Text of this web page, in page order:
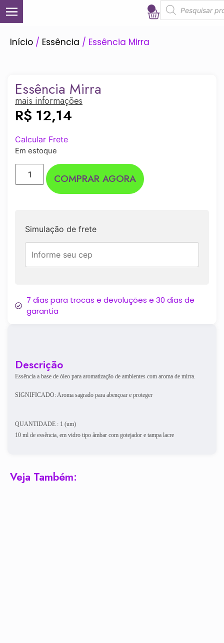
Início / Essência / Essência Mirra
Descrição
Essência a base de óleo para aromatização de ambientes com aroma de mirra.
SIGNIFICADO: Aroma sagrado para abençoar e proteger
QUANTIDADE : 1 (um)
10 ml de essência, em vidro tipo âmbar com gotejador e tampa lacre
Essência Mirra
mais informações
R$ 12,14
Calcular Frete
Em estoque
COMPRAR AGORA
Simulação de frete
7 dias para trocas e devoluções e 30 dias de
garantia
Veja Também: